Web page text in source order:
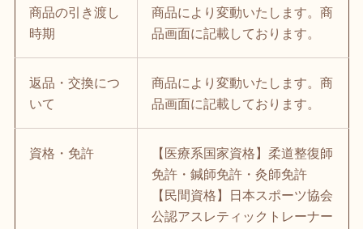
商品の引き渡し
時期
商品により変動いたします。商
品画面に記載しております。
返品・交換につ
いて
商品により変動いたします。商
品画面に記載しております。
資格・免許
【医療系国家資格】柔道整復師
免許・鍼師免許・灸師免許
【民間資格】日本スポーツ協会
公認アスレティックトレーナー